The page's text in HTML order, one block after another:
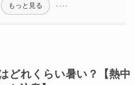
もっと見る
どれくらい暑い？【熱中